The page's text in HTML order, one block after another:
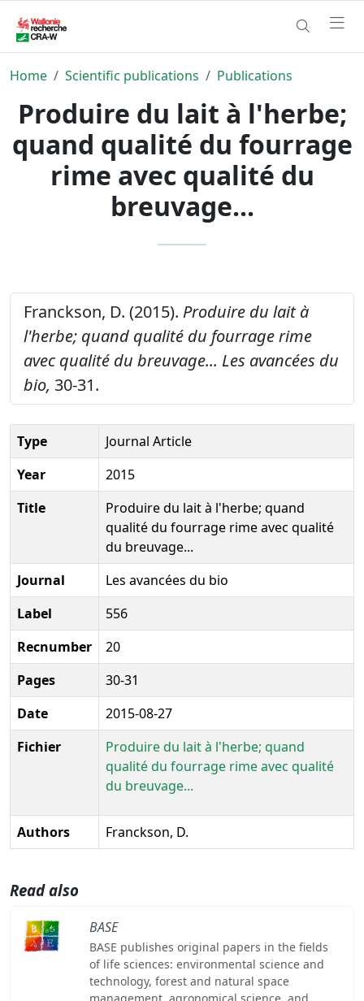
Home Scientific publications Publications
Produire du lait à l'herbe;
quand qualité du fourrage
rime avec qualité du
breuvage...
Franckson, D. (2015). Produire du lait à
l'herbe; quand qualité du fourrage rime
avec qualité du breuvage... Les avancées du
bio, 30-31.
Type
Journal Article
Year
2015
Title
Produire du lait à l'herbe; quand
qualité du fourrage rime avec qualité
du breuvage...
Journal
Les avancées du bio
Label
556
Recnumber
20
Pages
30-31
Date
2015-08-27
Fichier
Produire du lait à l'herbe; quand
qualité du fourrage rime avec qualité
du breuvage...
Authors Franckson, D.
Read also
BASE
BASE publishes original papers in the fields
of life sciences: environmental science and
technology, forest and natural space
management, agronomical science, and